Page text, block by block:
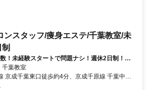
ンスタッフ/痩身エステ/千葉教室/未
！未経験スタートで問題ナシ！週休2日制！ノ
バッチリ☆
葉教室
京成千葉東口徒歩約4分、京成千原線 千葉中央
千葉線 千葉中央東口徒歩約5分